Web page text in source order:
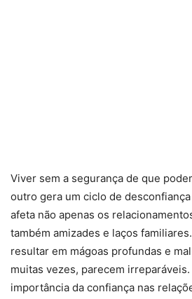
Viver sem a segurança de que
outro gera um ciclo de
afeta não apenas os
também amizades e laços
resultar em mágoas profundas e
muitas vezes, parecem
importância da confiança nas